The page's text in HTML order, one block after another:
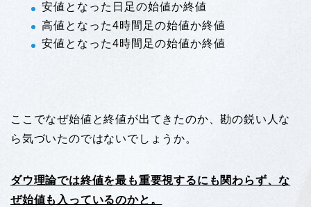
安値となった日足の始値か終値
高値となった4時間足の始値か終値
安値となった4時間足の始値か終値
ここでなぜ始値と終値が出てきたのか、勘の鋭い人な
ら気づいたのではないでしょうか。
ダウ理論では終値を最も重要視するにも関わらず、な
ぜ始値も入っているのかと。